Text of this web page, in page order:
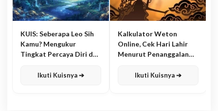
KUIS: Seberapa Leo Sih
Kamu? Mengukur
Tingkat Percaya Diri dan
Ikuti Kuisnya ➔
Kalkulator Weton
Online, Cek Hari Lahir
Menurut Penanggalan
Ikuti Kuisnya ➔